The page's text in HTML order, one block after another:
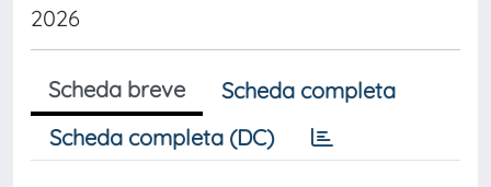
2026
Scheda breve
Scheda completa
Scheda completa (DC)